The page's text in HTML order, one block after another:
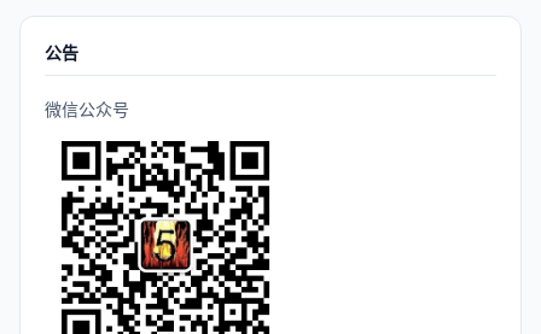
公告
微信公众号